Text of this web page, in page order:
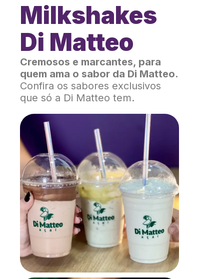
Milkshakes
Di Matteo
Cremosos e marcantes, para
quem ama o sabor da Di Matteo.
Confira os sabores exclusivos
que só a Di Matteo tem.